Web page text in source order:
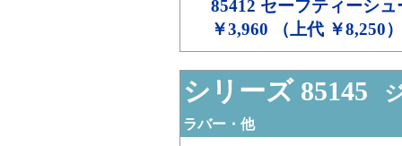
85412 セーフティーシュ
￥3,960 （上代 ￥8,250）
シリーズ 85145
ラバー・他